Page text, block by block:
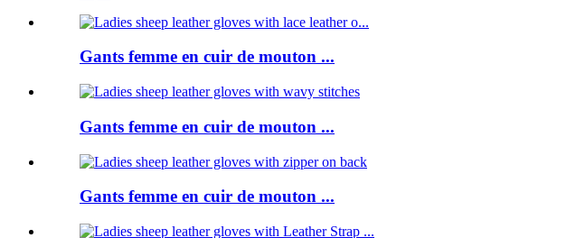
Gants femme en cuir de mouton ...
Gants femme en cuir de mouton ...
Gants femme en cuir de mouton ...